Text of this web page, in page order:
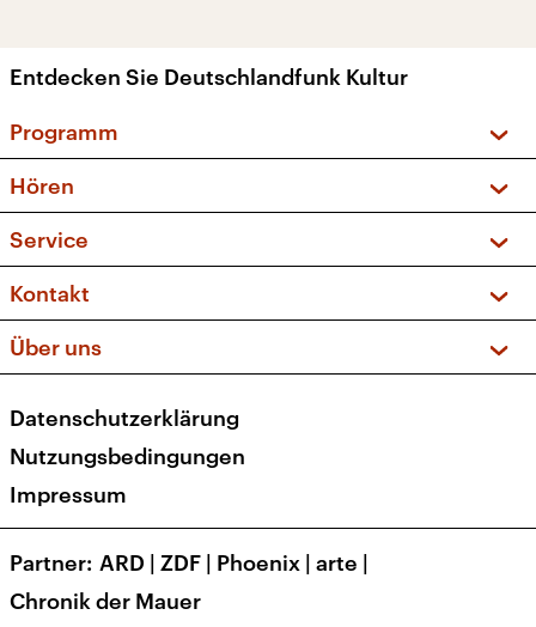
Entdecken Sie Deutschlandfunk Kultur
Programm
Sendungen und Podcasts
Musikliste
Kakadu – Das Kinderprogramm
Hören
Frequenzen (UKW + DAB+)
Service
FAQ
Apps
Newsletter
Veranstaltungen
Kontakt
Social Media
Über uns
Presse
Karriere
Transparenz
Datenschutzerklärung
Nutzungsbedingungen
Impressum
Partner ARD | ZDF | Phoenix | arte |
Chronik der Mauer